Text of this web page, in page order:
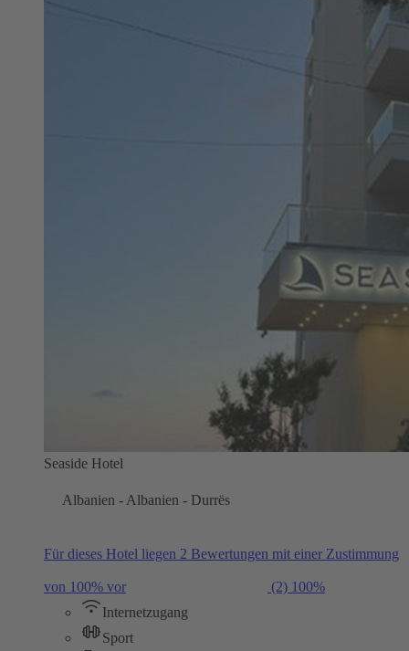
Seaside Hotel
Albanien - Albanien - Durrës
Für dieses Hotel liegen 2 Bewertungen mit einer Zustimmung
von 100% vor (2) 100%
Internetzugang
Sport